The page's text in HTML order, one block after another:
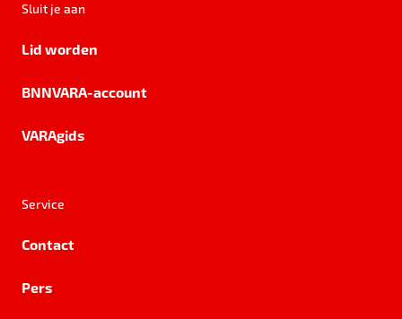
Sluit je aan
Lid worden
BNNVARA-account
VARAgids
Service
Contact
Pers